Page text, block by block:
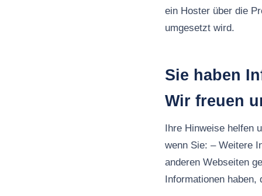
ein Hoster über die
umgesetzt wird.
Sie haben
Wir freuen
Ihre Hinweise helfen
wenn Sie: – Weitere
anderen Webseiten
Informationen